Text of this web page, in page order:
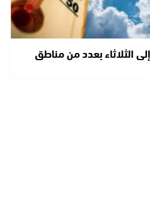
الثلاثاء بعدد من مناطق